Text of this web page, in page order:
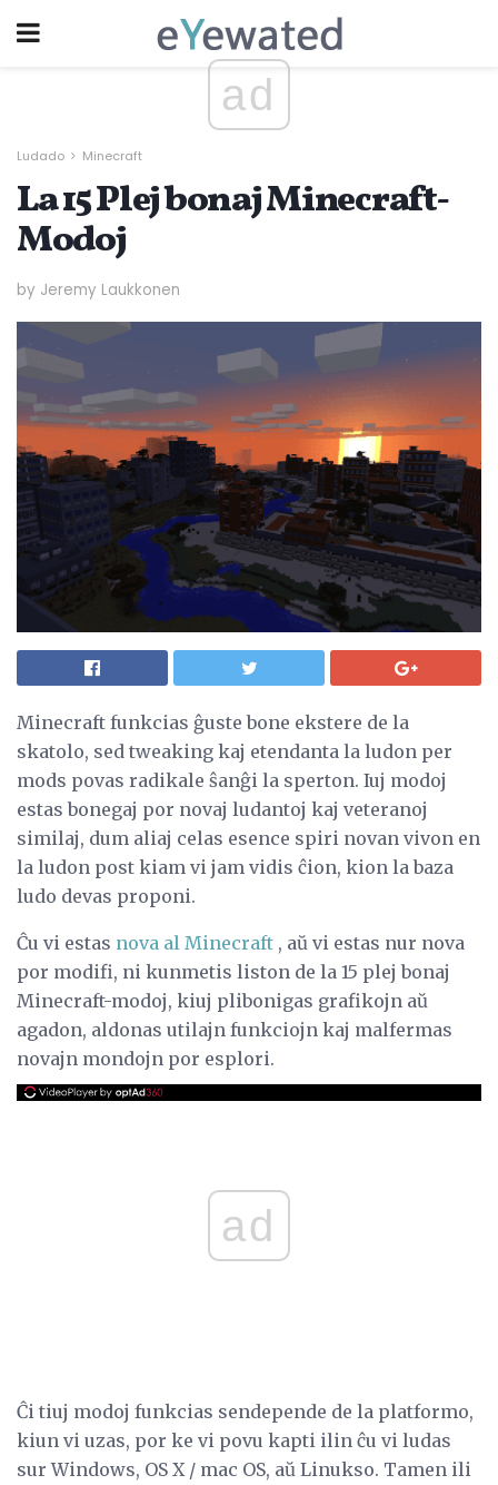
ad
Ludado Minecraft
La 15 Plej bonaj Minecraft-
Modoj
by Jeremy Laukkonen
Minecraft funkcias ĝuste bone ekstere de la
skatolo, sed tweaking kaj etendanta la ludon per
mods povas radikale ŝanĝi la sperton. Iuj modoj
estas bonegaj por novaj ludantoj kaj veteranoj
similaj, dum aliaj celas esence spiri novan vivon en
la ludon post kiam vi jam vidis ĉion, kion la baza
ludo devas proponi.
Ĉu vi estas nova al Minecraft , aŭ vi estas nur nova
por modifi, ni kunmetis liston de la 15 plej bonaj
Minecraft-modoj, kiuj plibonigas grafikojn aŭ
agadon, aldonas utilajn funkciojn kaj malfermas
novajn mondojn por esplori.
ad
Ĉi tiuj modoj funkcias sendepende de la platformo,
kiun vi uzas, por ke vi povu kapti ilin ĉu vi ludas
sur Windows, OS X / mac OS, aŭ Linukso. Tamen ili